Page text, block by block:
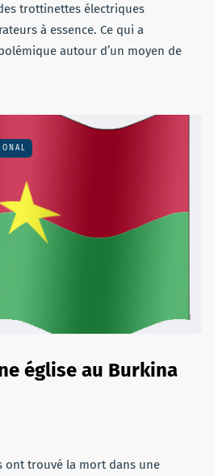
trottinettes électriques
à essence. Ce qui a
autour d’un moyen de
église au Burkina
ont trouvé la mort dans une